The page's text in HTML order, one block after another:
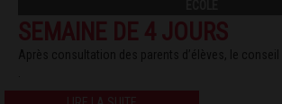
SEMAINE DE 4 JOURS
Après consultation des parents d’élèves, le conseil